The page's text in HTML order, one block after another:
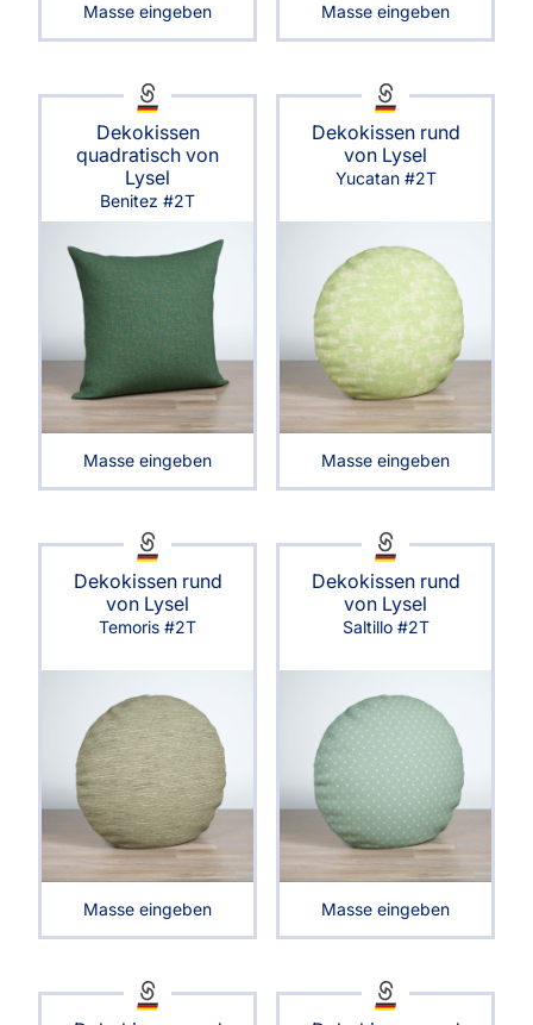
Masse eingeben Masse eingeben
Dekokissen
quadratisch von
Lysel
Benitez #2T
Masse eingeben
Dekokissen rund
von Lysel
Yucatan #2T
Masse eingeben
Dekokissen rund
von Lysel
Temoris #2T
Masse eingeben
Dekokissen rund
von Lysel
Saltillo #2T
Masse eingeben